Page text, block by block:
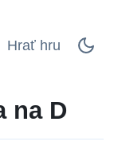
Hrať hru
na D